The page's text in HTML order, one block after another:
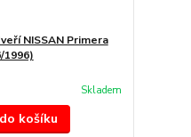
NISSAN Primera
1996)
Skladem
košíku